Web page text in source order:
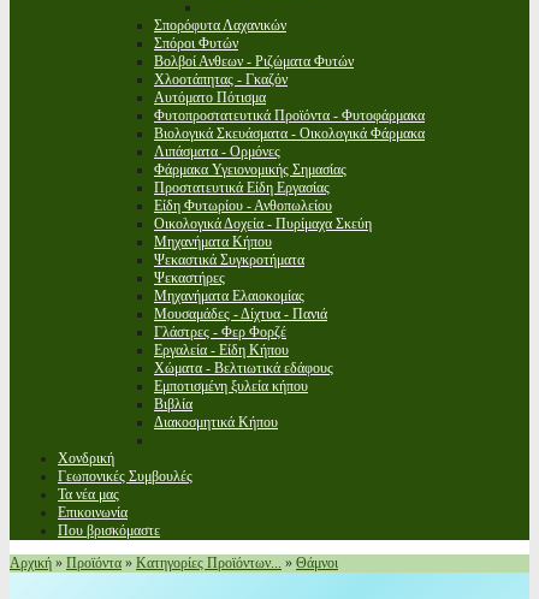
Σπορόφυτα Λαχανικών
Σπόροι Φυτών
Βολβοί Ανθεων - Ριζώματα Φυτών
Χλοοτάπητας - Γκαζόν
Αυτόματο Πότισμα
Φυτοπροστατευτικά Προϊόντα - Φυτοφάρμακα
Βιολογικά Σκευάσματα - Οικολογικά Φάρμακα
Λιπάσματα - Ορμόνες
Φάρμακα Υγειονομικής Σημασίας
Προστατευτικά Είδη Εργασίας
Είδη Φυτωρίου - Ανθοπωλείου
Οικολογικά Δοχεία - Πυρίμαχα Σκεύη
Μηχανήματα Κήπου
Ψεκαστικά Συγκροτήματα
Ψεκαστήρες
Μηχανήματα Ελαιοκομίας
Μουσαμάδες - Δίχτυα - Πανιά
Γλάστρες - Φερ Φορζέ
Εργαλεία - Είδη Κήπου
Χώματα - Βελτιωτικά εδάφους
Εμποτισμένη ξυλεία κήπου
Βιβλία
Διακοσμητικά Κήπου
Χονδρική
Γεωπονικές Συμβουλές
Τα νέα μας
Επικοινωνία
Που βρισκόμαστε
Αρχική » Προϊόντα » Κατηγορίες Προϊόντων... » Θάμνοι